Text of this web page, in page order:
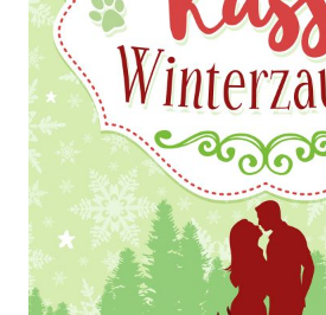
PREISAKTION)